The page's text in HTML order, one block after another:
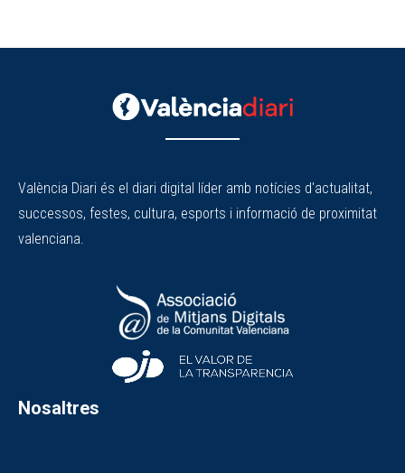
València Diari és el diari digital líder amb notícies d'actualitat,
successos, festes, cultura, esports i informació de proximitat
valenciana.
Nosaltres